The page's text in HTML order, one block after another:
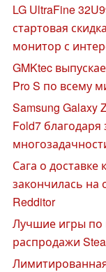
LG UltraFine
стартовая
монитор с
GMKtec
Pro S по всему
Samsung Galaxy
Fold7
Сага о доставке
закончилась на
Redditor
Лучшие игры по
распродажи